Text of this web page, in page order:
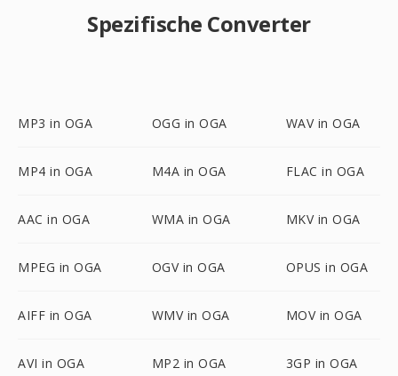
Spezifische Converter
MP3 in OGA OGG in OGA WAV in OGA
MP4 in OGA M4A in OGA FLAC in OGA
AAC in OGA WMA in OGA MKV in OGA
MPEG in OGA OGV in OGA OPUS in OGA
AIFF in OGA WMV in OGA MOV in OGA
AVI in OGA MP2 in OGA 3GP in OGA